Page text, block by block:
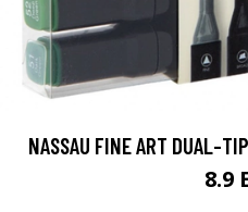
NASSAU FINE ART DUAL-
8.9